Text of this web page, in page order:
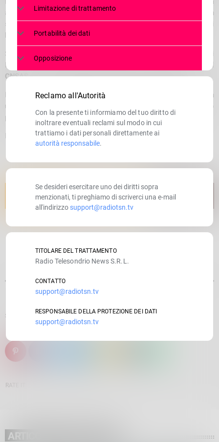
attivato i soccorsi per un escursionista scivolato lungo un
sentiero a circa 784 metri di quota, nel territorio comunale di
Delebio
, in località baita di Mezzo.
Sul posto sono intervenuti sette tecnici della Stazione di
Morbegno, VII Delegazione Valtellina – Valchiavenna del
CNSAS – Corpo nazionale Soccorso alpino e speleologico.
L’elisoccorso diSondrio di AREU – Agenzia regionale emergenza
urgenza
ha provveduto a recuperare l’infortunato, che è stato
poi trasportato in ospedale per le cure necessarie.
Le operazioni di soccorso si sono concluse in tarda mattinata.
SCRITTO DA:ELENA BOTTA
RATE IT
ARTICOLO PRECEDENTE
Limitazione di trattamento
Portabilità dei dati
Opposizione
Reclamo all'Autorità
Con la presente ti informiamo del tuo diritto di
inoltrare eventuali reclami sul modo in cui
trattiamo i dati personali direttamente ai
autorità responsabile.
Se desideri esercitare uno dei diritti sopra
menzionati, ti preghiamo di scriverci una e-mail
all'indirizzo support@radiotsn.tv
TITOLARE DEL TRATTAMENTO
Radio Telesondrio News S.R.L.
CONTATTO
support@radiotsn.tv
RESPONSABILE DELLA PROTEZIONE DEI DATI
support@radiotsn.tv